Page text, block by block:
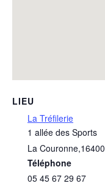
LIEU
La Tréfilerie
1 allée des Sports
La Couronne,16400
Téléphone
05 45 67 29 67